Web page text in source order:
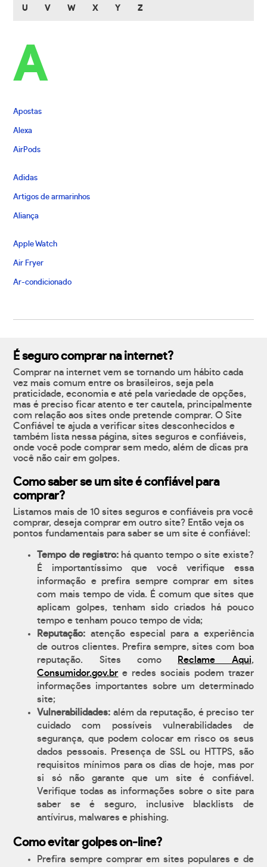
U V W X Y Z
A
Apostas
Alexa
AirPods
Adidas
Artigos de armarinhos
Aliança
Apple Watch
Air Fryer
Ar-condicionado
É seguro comprar na internet?
Comprar na internet vem se tornando um hábito cada
vez mais comum entre os brasileiros, seja pela
praticidade, economia e até pela variedade de opções,
mas é preciso ficar atento e ter cautela, principalmente
com relação aos sites onde pretende comprar. O Site
Confiável te ajuda a verificar sites desconhecidos e
também lista nessa página, sites seguros e confiáveis,
onde você pode comprar sem medo, além de dicas pra
você não cair em golpes.
Como saber se um site é confiável para
comprar?
Listamos mais de 10 sites seguros e confiáveis pra você
comprar, deseja comprar em outro site? Então veja os
pontos fundamentais para saber se um site é confiável:
Tempo de registro:há quanto tempo o site existe?
É importantíssimo que você verifique essa
informação e prefira sempre comprar em sites
com mais tempo de vida. É comum que sites que
aplicam golpes, tenham sido criados há pouco
tempo e tenham pouco tempo de vida;
Reputação: atenção especial para a experiência
de outros clientes. Prefira sempre, sites com boa
reputação. Sites como
Reclame Aqui,
Consumidor.gov.br e redes sociais podem trazer
informações importantes sobre um determinado
site;
Vulnerabilidades: além da reputação, é preciso ter
cuidado com possíveis vulnerabilidades de
segurança, que podem colocar em risco os seus
dados pessoais. Presença de SSL ou HTTPS, são
requisitos mínimos para os dias de hoje, mas por
si só não garante que um site é confiável.
Verifique todas as informações sobre o site para
saber se é seguro, inclusive blacklists de
antívirus, malwares e phishing.
Como evitar golpes on-line?
Prefira sempre comprar em sites populares e de